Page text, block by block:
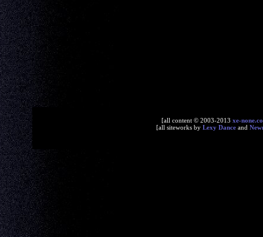
[all content © 2003-2013 xe-
[all siteworks by Lexy Danceand